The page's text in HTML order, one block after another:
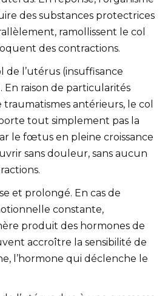
des substances protectrices
ramollissent le col
des contractions.
de l’utérus (insuffisance
En raison de particularités
antérieurs, le col
tout simplement pas la
le fœtus en pleine croissance
sans douleur, sans aucun
et prolongé. En cas de
constante,
produit des hormones de
accroître la sensibilité de
l’hormone qui déclenche le